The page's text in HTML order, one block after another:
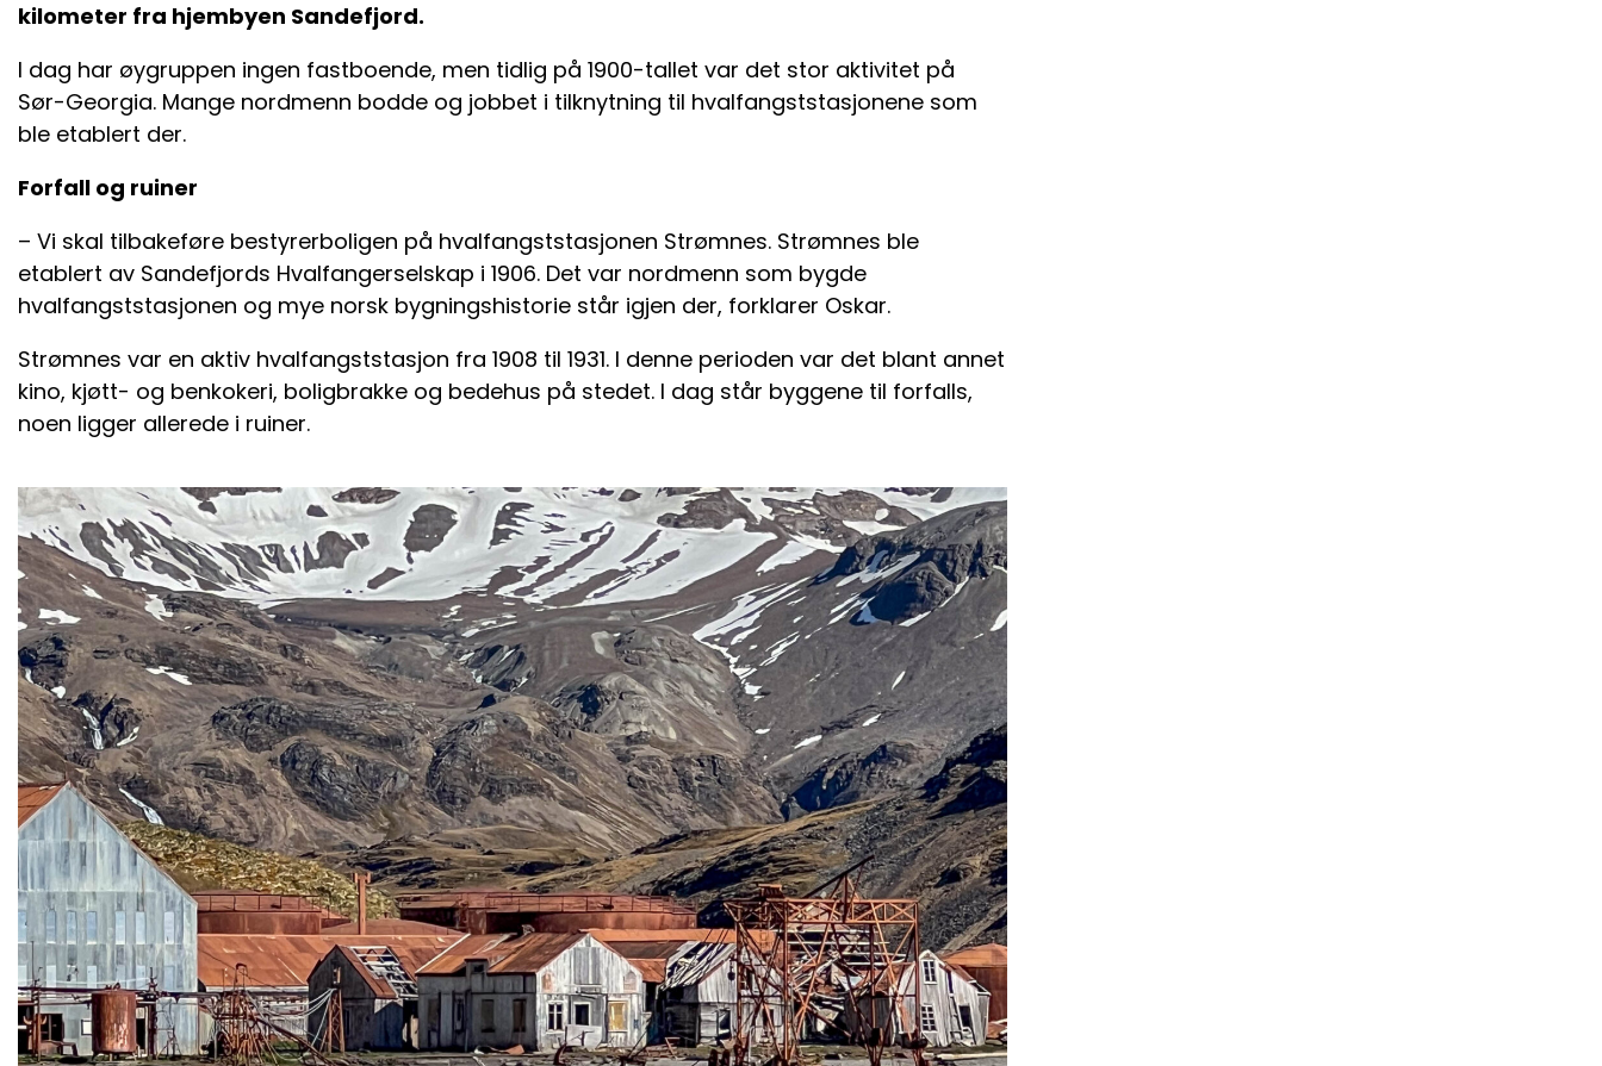
kilometer fra hjembyen Sandefjord.
I dag har øygruppen ingen fastboende, men tidlig på 1900-tallet var det stor aktivitet på
Sør-Georgia. Mange nordmenn bodde og jobbet i tilknytning til hvalfangststasjonene som
ble etablert der.
Forfall og ruiner
– Vi skal tilbakeføre bestyrerboligen på hvalfangststasjonen Strømnes. Strømnes ble
etablert av Sandefjords Hvalfangerselskap i 1906. Det var nordmenn som bygde
hvalfangststasjonen og mye norsk bygningshistorie står igjen der, forklarer Oskar.
Strømnes var en aktiv hvalfangststasjon fra 1908 til 1931. I denne perioden var det blant annet
kino, kjøtt- og benkokeri, boligbrakke og bedehus på stedet. I dag står byggene til forfalls,
noen ligger allerede i ruiner.